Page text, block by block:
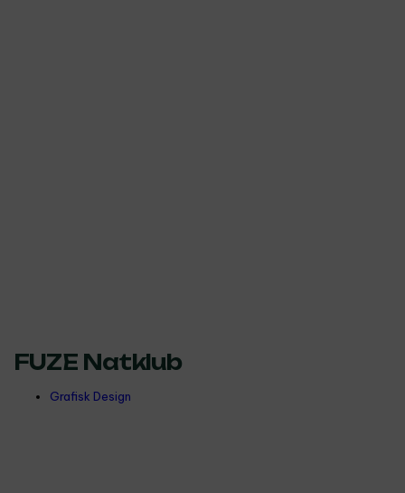
FUZE Natklub
Grafisk Design